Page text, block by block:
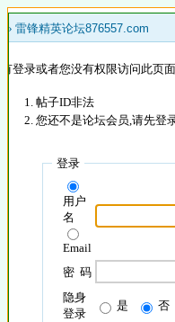
» 雷锋精英论坛876557.com
登录或者您没有权限访问此页
帖子ID非法
您还不是论坛会员,请先登
登录
用户
名
Email
密 码
隐身
登录
是 否